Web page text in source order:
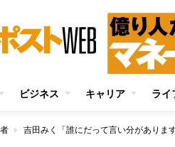
ビジネス キャリア ライ
吉田みく「誰にだって言い分があります